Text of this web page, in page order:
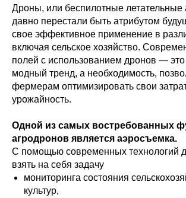
Дроны, или беспилотные летательные
давно перестали быть атрибутом
свое эффективное применение в
включая сельское хозяйство.
полей с использованием дронов — это
модный тренд, а необходимость,
фермерам оптимизировать свои
урожайность.
Одной из самых востребованных
агродронов является аэросъемка.
С помощью современных технологий
взять на себя задачу
мониторинга состояния
культур,